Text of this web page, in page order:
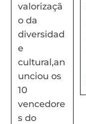
valorizaçã
o da
diversidad
e
cultural,an
unciou os
10
vencedore
s do